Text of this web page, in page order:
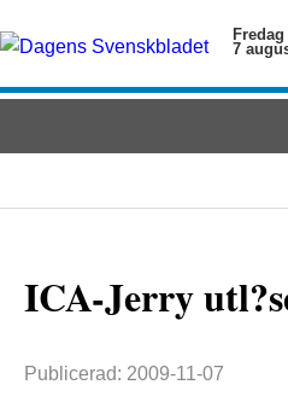
Fredag
7
ICA-Jerry
Publicerad: 2009-11-07